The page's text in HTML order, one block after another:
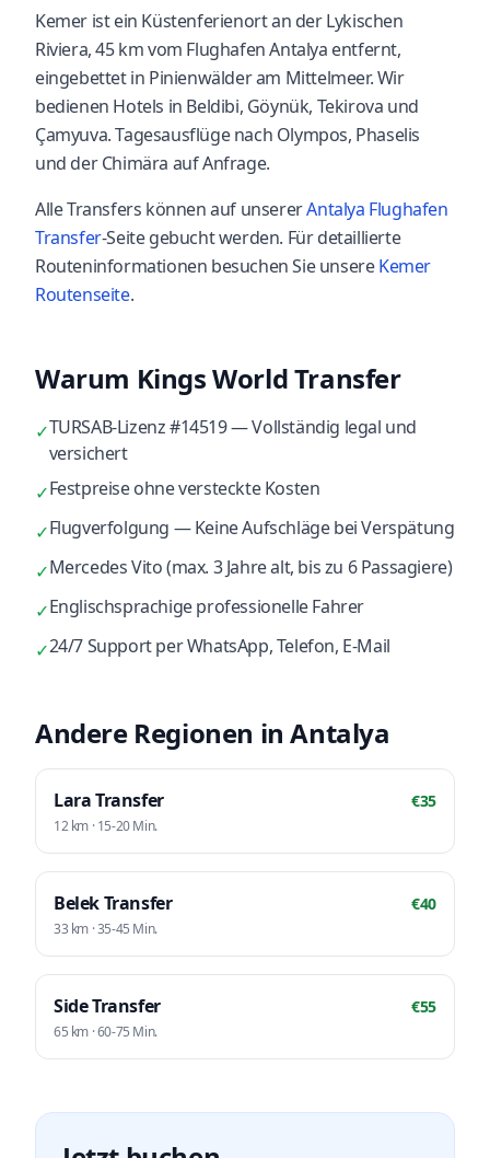
Kemer ist ein Küstenferienort an der Lykischen
Riviera, 45 km vom Flughafen Antalya entfernt,
eingebettet in Pinienwälder am Mittelmeer. Wir
bedienen Hotels in Beldibi, Göynük, Tekirova und
Çamyuva. Tagesausflüge nach Olympos, Phaselis
und der Chimära auf Anfrage.
Alle Transfers können auf unsererAntalya Flughafen
Transfer-Seite gebucht werden. Für detaillierte
Routeninformationen besuchen Sie unsereKemer
Routenseite.
Warum Kings World Transfer
✓TURSAB-Lizenz #14519 — Vollständig legal und
versichert
✓Festpreise ohne versteckte Kosten
✓Flugverfolgung — Keine Aufschläge bei Verspätung
✓Mercedes Vito (max. 3 Jahre alt, bis zu 6 Passagiere)
✓Englischsprachige professionelle Fahrer
✓24/7 Support per WhatsApp, Telefon, E-Mail
Andere Regionen in Antalya
LaraTransfer €35
12km ·15-20Min.
BelekTransfer €40
33 km ·35-45 Min.
SideTransfer €55
65 km ·60-75 Min.